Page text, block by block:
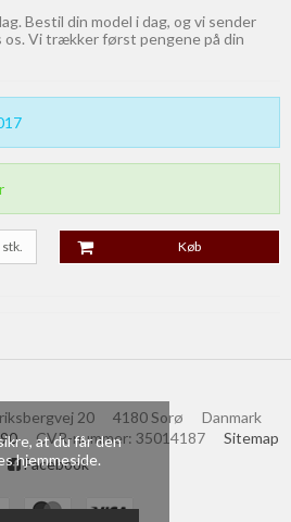
at du får den
hjemmeside.
Bestil din model i dag, og vi sender
os. Vi trækker først pengene på din
stk. Køb
20 4180 Sorø
Danmark
CVR-nummer: 35014187
Sitemap
Facebook